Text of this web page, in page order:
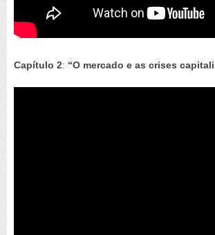
Capítulo 2: “O mercado e as crises